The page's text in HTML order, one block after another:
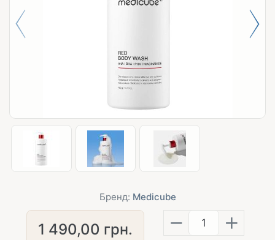
Бренд: Medicube
1 490,00 грн. − +